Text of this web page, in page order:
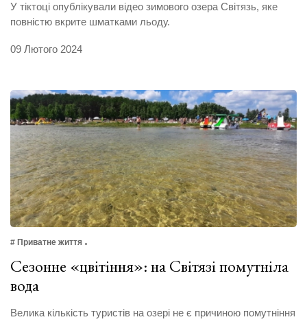
У тіктоці опублікували відео зимового озера Світязь, яке
повністю вкрите шматками льоду.
09 Лютого 2024
# Приватне життя
Сезонне «цвітіння»: на Світязі помутніла
вода
Велика кількість туристів на озері не є причиною помутніння